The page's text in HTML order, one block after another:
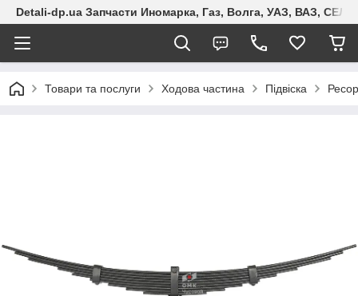
Detali-dp.ua Запчасти Иномарка, Газ, Волга, УАЗ, ВАЗ,
Товари та послуги Ходова частина Підвіска